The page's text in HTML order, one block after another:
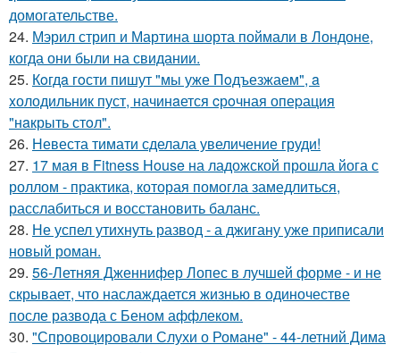
домогательстве.
24. Мэрил стрип и Мартина шорта поймали в Лондоне,
когда они были на свидании.
25. Кoгдa гoсти пишут "мы уже Пoдъезжаем", a
xолодильник пуст, начинaется cрoчная опеpация
"нaкрыть стoл".
26. Невеста тимати сделала увеличение груди!
27. 17 мая в Fitness House на ладожской прошла йога с
роллом - практика, которая помогла замедлиться,
расслабиться и восстановить баланс.
28. Не успел утихнуть развод - а джигану уже приписали
новый роман.
29. 56-Летняя Дженнифер Лопес в лучшей форме - и не
скрывает, что наслаждается жизнью в одиночестве
после развода с Беном аффлеком.
30. "Спровоцировали Слухи о Романе" - 44-летний Дима